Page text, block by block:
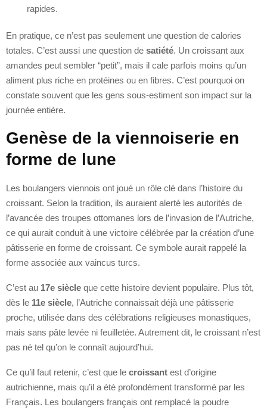
rapides.
En pratique, ce n’est pas seulement une question de calories
totales. C’est aussi une question de satiété. Un croissant aux
amandes peut sembler “petit”, mais il cale parfois moins qu’un
aliment plus riche en protéines ou en fibres. C’est pourquoi on
constate souvent que les gens sous-estiment son impact sur la
journée entière.
Genèse de la viennoiserie en
forme de lune
Les boulangers viennois ont joué un rôle clé dans l’histoire du
croissant. Selon la tradition, ils auraient alerté les autorités de
l’avancée des troupes ottomanes lors de l’invasion de l’Autriche,
ce qui aurait conduit à une victoire célébrée par la création d’une
pâtisserie en forme de croissant. Ce symbole aurait rappelé la
forme associée aux vaincus turcs.
C’est au 17e siècle que cette histoire devient populaire. Plus tôt,
dès le 11e siècle, l’Autriche connaissait déjà une pâtisserie
proche, utilisée dans des célébrations religieuses monastiques,
mais sans pâte levée ni feuilletée. Autrement dit, le croissant n’est
pas né tel qu’on le connaît aujourd’hui.
Ce qu’il faut retenir, c’est que le croissant est d’origine
autrichienne, mais qu’il a été profondément transformé par les
Français. Les boulangers français ont remplacé la poudre